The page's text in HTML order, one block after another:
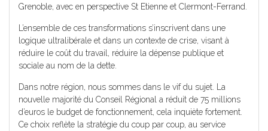
Grenoble, avec en perspective St Etienne et Clermont-Ferrand.
L’ensemble de ces transformations s’inscrivent dans une
logique ultralibérale et dans un contexte de crise, visant à
réduire le coût du travail, réduire la dépense publique et
sociale au nom de la dette.
Dans notre région, nous sommes dans le vif du sujet. La
nouvelle majorité du Conseil Régional a réduit de 75 millions
d’euros le budget de fonctionnement, cela inquiète fortement.
Ce choix reflète la stratégie du coup par coup, au service